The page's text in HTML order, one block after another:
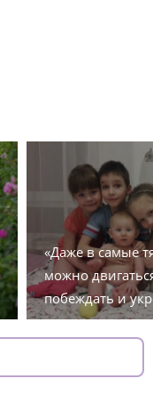
«Даже в самые
можно
побеждать и